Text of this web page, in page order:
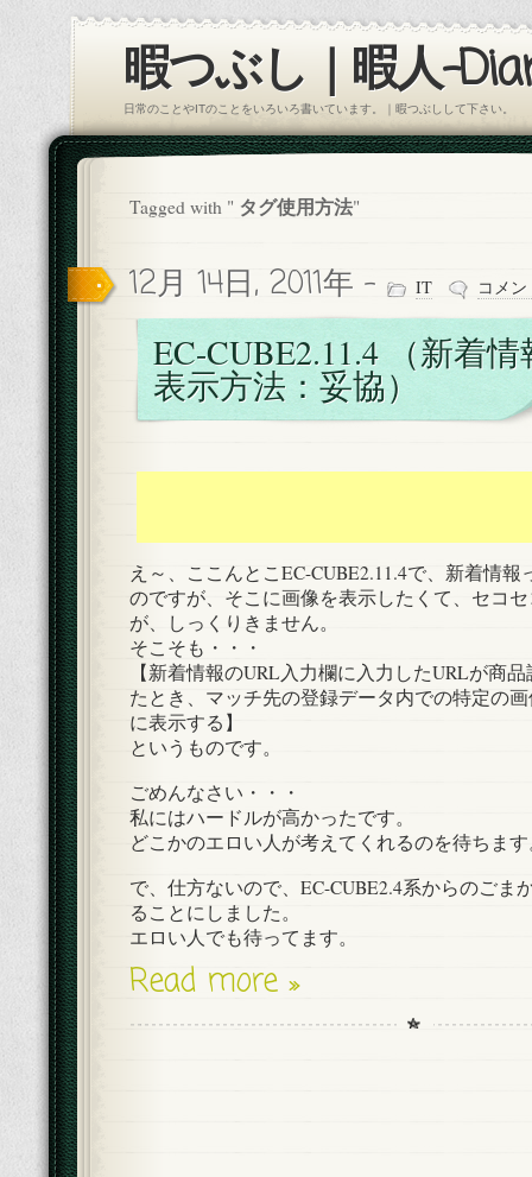
暇つぶし｜暇人-
日常のことやITのことをいろいろ書いています。｜暇つぶしして下さい。
Tagged with " タグ使用方法"
12月 14日, 2011年 - IT コメ
EC-CUBE2.11.4 （新着
表示方法：妥協）
え～、ここんとこEC-CUBE2.11.4で、新着情
のですが、そこに画像を表示したくて、セコ
が、しっくりきません。
そこそも・・・
【新着情報のURL入力欄に入力したURLが商
たとき、マッチ先の登録データ内での特定の
に表示する】
というものです。
ごめんなさい・・・
私にはハードルが高かったです。
どこかのエロい人が考えてくれるのを待ちま
で、仕方ないので、EC-CUBE2.4系からのごま
ることにしました。
エロい人でも待ってます。
Read more »